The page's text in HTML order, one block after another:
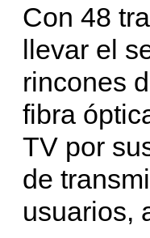
Con 48
llevar el
rincones
fibra
TV por
de
usuarios,